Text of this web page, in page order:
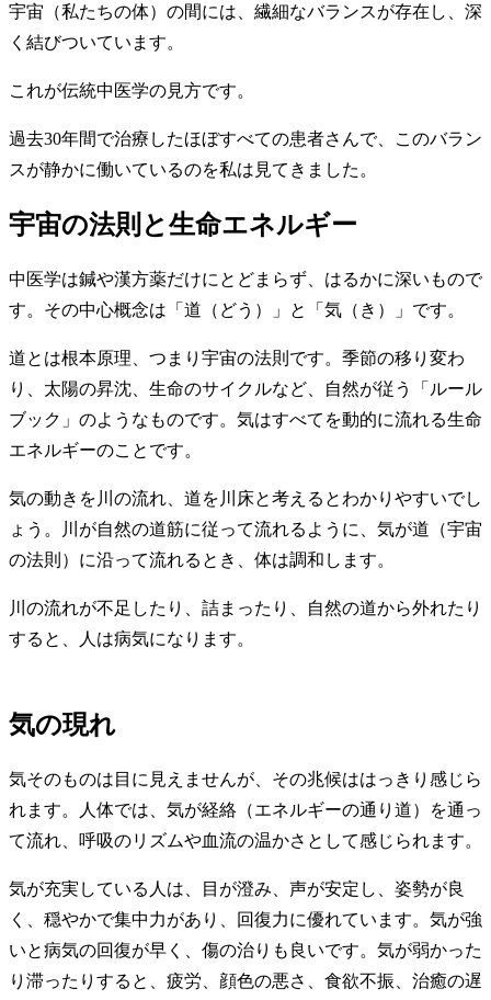
宇宙（私たちの体）の間には、繊細なバランスが存在し、深
く結びついています。
これが伝統中医学の見方です。
過去30年間で治療したほぼすべての患者さんで、このバラン
スが静かに働いているのを私は見てきました。
宇宙の法則と生命エネルギー
中医学は鍼や漢方薬だけにとどまらず、はるかに深いもので
す。その中心概念は「道（どう）」と「気（き）」です。
道とは根本原理、つまり宇宙の法則です。季節の移り変わ
り、太陽の昇沈、生命のサイクルなど、自然が従う「ルール
ブック」のようなものです。気はすべてを動的に流れる生命
エネルギーのことです。
気の動きを川の流れ、道を川床と考えるとわかりやすいでし
ょう。川が自然の道筋に従って流れるように、気が道（宇宙
の法則）に沿って流れるとき、体は調和します。
川の流れが不足したり、詰まったり、自然の道から外れたり
すると、人は病気になります。
気の現れ
気そのものは目に見えませんが、その兆候ははっきり感じら
れます。人体では、気が経絡（エネルギーの通り道）を通っ
て流れ、呼吸のリズムや血流の温かさとして感じられます。
気が充実している人は、目が澄み、声が安定し、姿勢が良
く、穏やかで集中力があり、回復力に優れています。気が強
いと病気の回復が早く、傷の治りも良いです。気が弱かった
り滞ったりすると、疲労、顔色の悪さ、食欲不振、治癒の遅